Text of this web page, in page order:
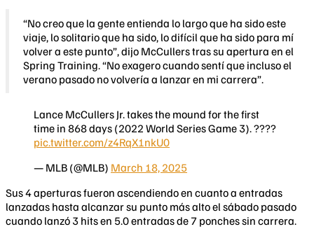
“No creo que la gente entienda lo largo que ha sido este
viaje, lo solitario que ha sido, lo difícil que ha sido para mí
volver a este punto”, dijo McCullers tras su apertura en el
Spring Training. “No exagero cuando sentí que incluso el
verano pasado no volvería a lanzar en mi carrera”.
Lance McCullers Jr. takes the mound for the first
time in 868 days (2022 World Series Game 3). ????
pic.twitter.com/z4RqX1nkU0
— MLB (@MLB) March 18, 2025
Sus 4 aperturas fueron ascendiendo en cuanto a entradas
lanzadas hasta alcanzar su punto más alto el sábado pasado
cuando lanzó 3 hits en 5.0 entradas de 7 ponches sin carrera.